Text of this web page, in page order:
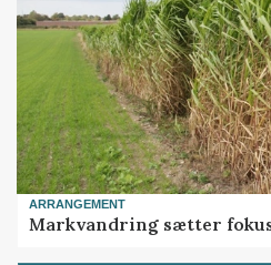
ARRANGEMENT
Markvandring sætter